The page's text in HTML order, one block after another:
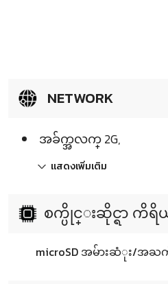
NETWORK
အခ်က္အလက္ 2G,
แสดงเพิ่มเติม
စက္ပိုင္းဆိုင္ရာ ကိရိယာ
microSD အမ်ားဆံုး/အႀ